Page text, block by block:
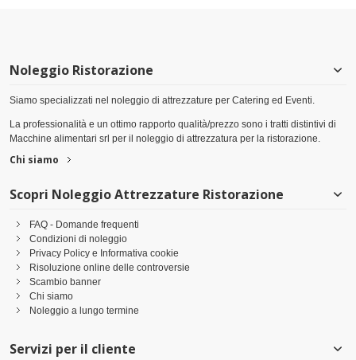
Noleggio Ristorazione
Siamo specializzati nel noleggio di attrezzature per Catering ed Eventi.
La professionalità e un ottimo rapporto qualità/prezzo sono i tratti distintivi di
Macchine alimentari srl per il noleggio di attrezzatura per la ristorazione.
Chi siamo
Scopri Noleggio Attrezzature Ristorazione
FAQ - Domande frequenti
Condizioni di noleggio
Privacy Policy e Informativa cookie
Risoluzione online delle controversie
Scambio banner
Chi siamo
Noleggio a lungo termine
Servizi per il cliente